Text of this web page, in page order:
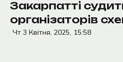
Закарпатті
організаторів
Чт 3 Квітня, 2025, 15:58